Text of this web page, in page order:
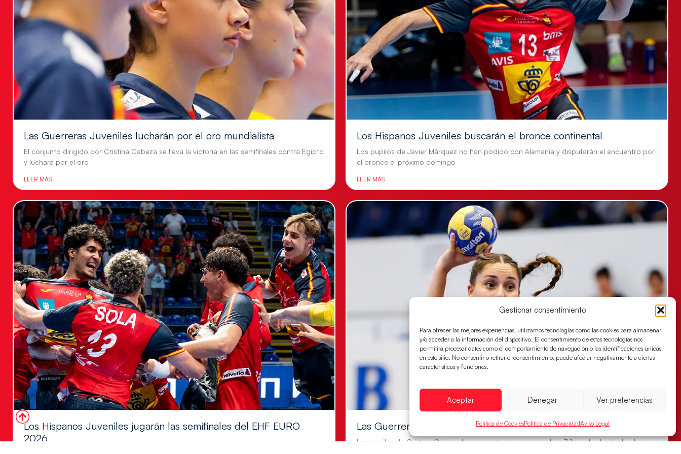
Gestionar consentimiento
Para ofrecer las mejores experiencias, utilizamos tecnologías como las cookies para almacenar
y/o acceder a la información del dispositivo. El consentimiento de estas tecnologías nos
permitirá procesar datos como el comportamiento de navegación o las identificaciones únicas
en este sitio. No consentir o retirar el consentimiento, puede afectar negativamente a ciertas
características y funciones.
Aceptar Denegar Ver preferencias
Política de CookiesPolítica de PrivacidadAviso Legal
Las Guerreras Juveniles lucharán por el oro mundialista
El conjunto dirigido por Cristina Cabeza se lleva la victoria en las semifinales contra Egipto
y luchará por el oro
LEER MÁS
Los Hispanos Juveniles buscarán el bronce continental
Los pupilos de Javier Márquez no han podido con Alemania y disputarán el encuentro por
el bronce el próximo domingo
LEER MÁS
Los Hispanos Juveniles jugarán las semifinales del EHF EURO
2026
Las Guerreras Juveniles sellan su billete para las semifinales
Las pupilas de Cristina Cabeza han remontado con parcial de 7:1 que les ha dado el pase